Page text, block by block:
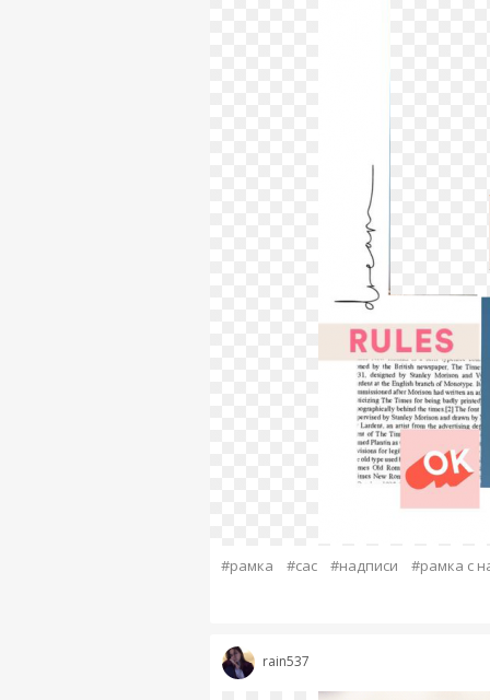
#рамка #сас #надписи #рамка с
rain537